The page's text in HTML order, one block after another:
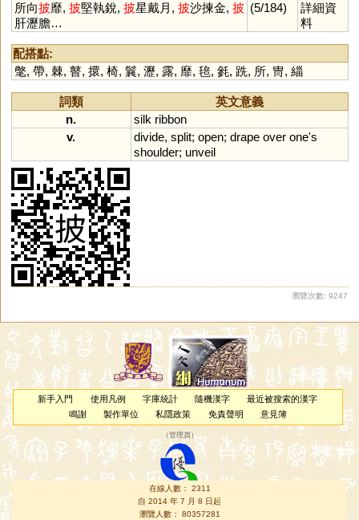
所向披靡, 披堅執銳, 披星戴月, 披沙揀金, 披
肝瀝膽…
(5/184)
詳細資
料
配搭點:
氅, 帶, 棘, 瞽, 擐, 椅, 鬤, 瀝, 露, 靡, 毰, 毿, 跣, 所, 冑, 緇
詞類
英文意義
n.
silk ribbon
v.
divide, split; open; drape over one's
shoulder; unveil
瀏覽次數: 9247
新手入門 使用凡例 字庫統計 隨機漢字
最近被搜索的漢字
鳴謝
製作單位 私隱政策 免責聲明 意見簿
（管理員 ）
在線人數： 2311
自 2014 年 7 月 8 日起
瀏覽人數： 80357281